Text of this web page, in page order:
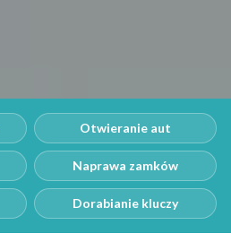
Otwieranie aut
Naprawa zamków
Dorabianie kluczy